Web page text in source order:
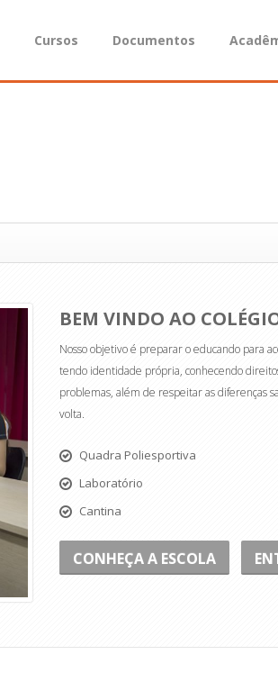
Cursos Documentos
BEM VINDO AO
Nosso objetivo é preparar o educando para
tendo identidade própria, conhecendo
problemas, além de respeitar as diferenças
volta.
Quadra Poliesportiva
Laboratório
Cantina
CONHEÇA A ESCOLA